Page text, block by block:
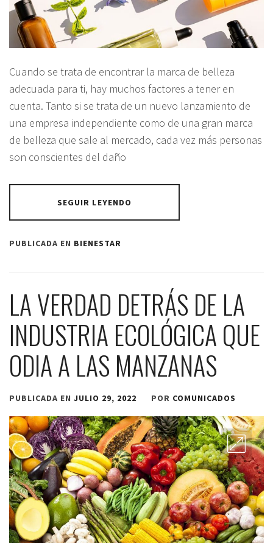
Cuando se trata de encontrar la marca de belleza
adecuada para ti, hay muchos factores a tener en
cuenta. Tanto si se trata de un nuevo lanzamiento de
una empresa independiente como de una gran marca
de belleza que sale al mercado, cada vez más personas
son conscientes del daño
SEGUIR LEYENDO
PUBLICADA EN BIENESTAR
LA VERDAD DETRÁS DE LA
INDUSTRIA ECOLÓGICA QUE
ODIA A LAS MANZANAS
PUBLICADA EN JULIO 29, 2022 POR COMUNICADOS